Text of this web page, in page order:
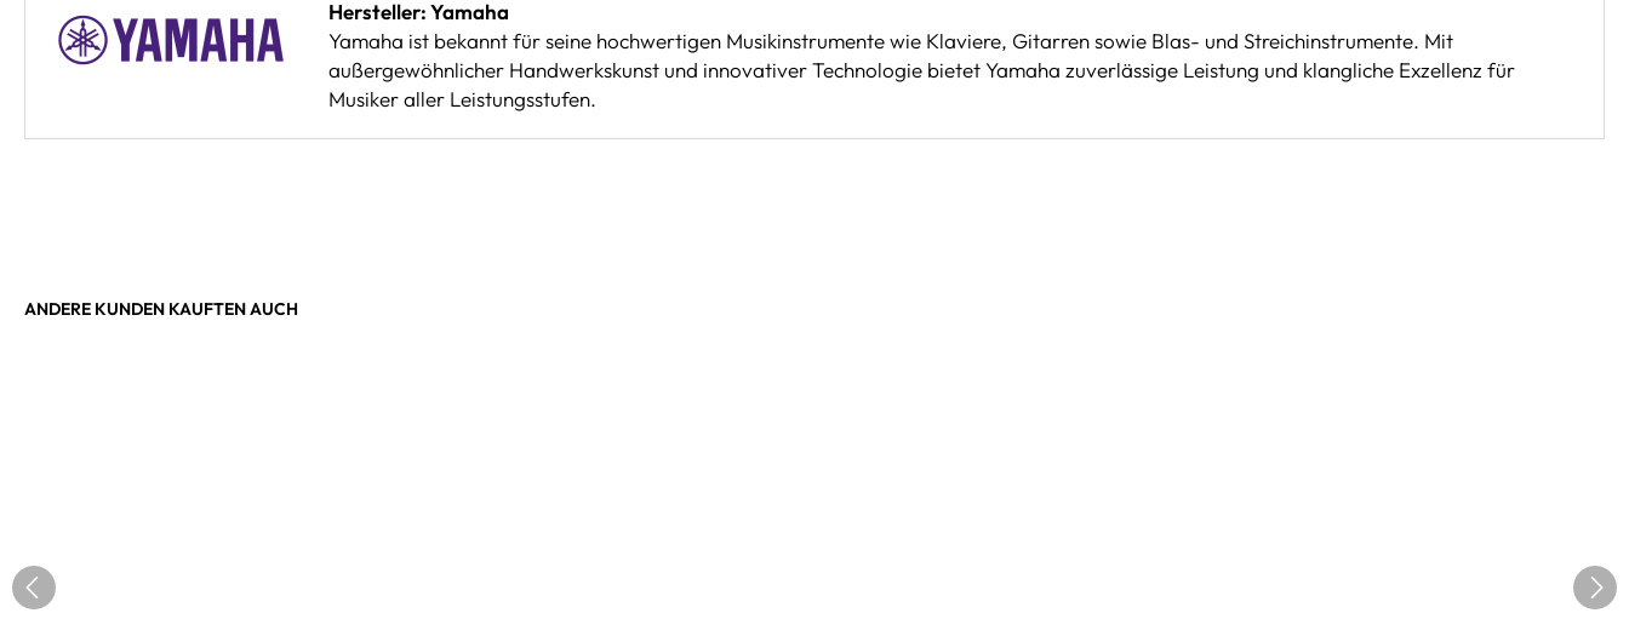
Hersteller: Yamaha
Yamaha ist bekannt für seine hochwertigen Musikinstrumente wie Klaviere, Gitarren sowie Blas- und Streichinstrumente. Mit
außergewöhnlicher Handwerkskunst und innovativer Technologie bietet Yamaha zuverlässige Leistung und klangliche Exzellenz für
Musiker aller Leistungsstufen.
ANDERE KUNDEN KAUFTEN AUCH